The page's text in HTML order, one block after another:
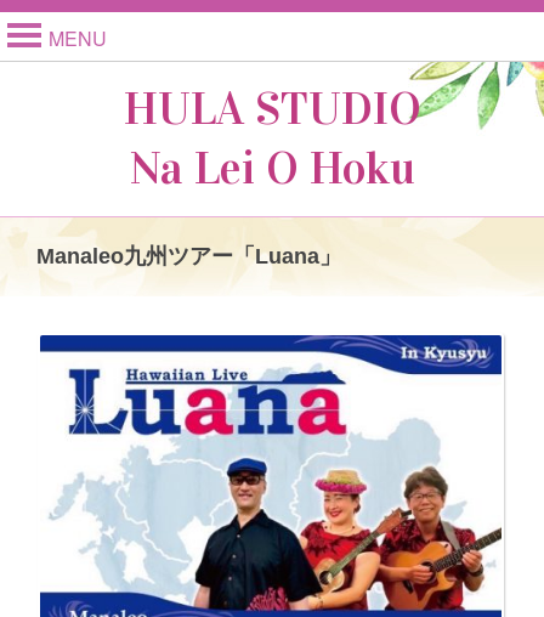
MENU
HULA STUDIO
Na Lei O Hoku
Manaleo九州ツアー「Luana」